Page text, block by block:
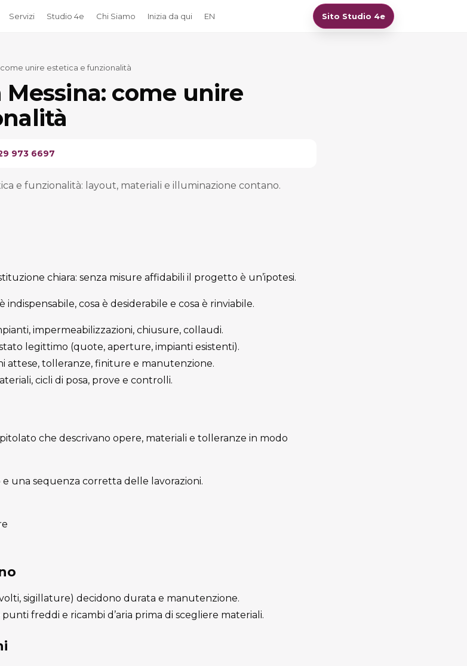
Servizi Studio 4e Chi Siamo Inizia da qui EN Sito Studio 4e
unire estetica e funzionalità
come unire
973 6697
e funzionalità: layout, materiali e illuminazione contano.
chiara: senza misure affidabili il progetto è un’ipotesi.
cosa è desiderabile e cosa è rinviabile.
impermeabilizzazioni, chiusure, collaudi.
legittimo (quote, aperture, impianti esistenti).
attese, tolleranze, finiture e manutenzione.
cicli di posa, prove e controlli.
che descrivano opere, materiali e tolleranze in modo
una sequenza corretta delle lavorazioni.
sigillature) decidono durata e manutenzione.
freddi e ricambi d’aria prima di scegliere materiali.